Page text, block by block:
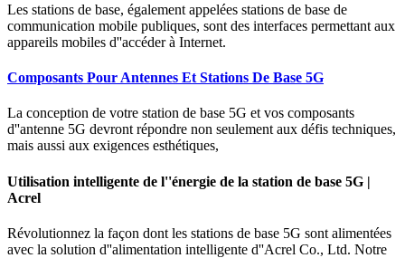
Les stations de base, également appelées stations de base de
communication mobile publiques, sont des interfaces permettant aux
appareils mobiles d''accéder à Internet.
Composants Pour Antennes Et Stations De Base 5G
La conception de votre station de base 5G et vos composants
d''antenne 5G devront répondre non seulement aux défis techniques,
mais aussi aux exigences esthétiques,
Utilisation intelligente de l''énergie de la station de base 5G |
Acrel
Révolutionnez la façon dont les stations de base 5G sont alimentées
avec la solution d''alimentation intelligente d''Acrel Co., Ltd. Notre